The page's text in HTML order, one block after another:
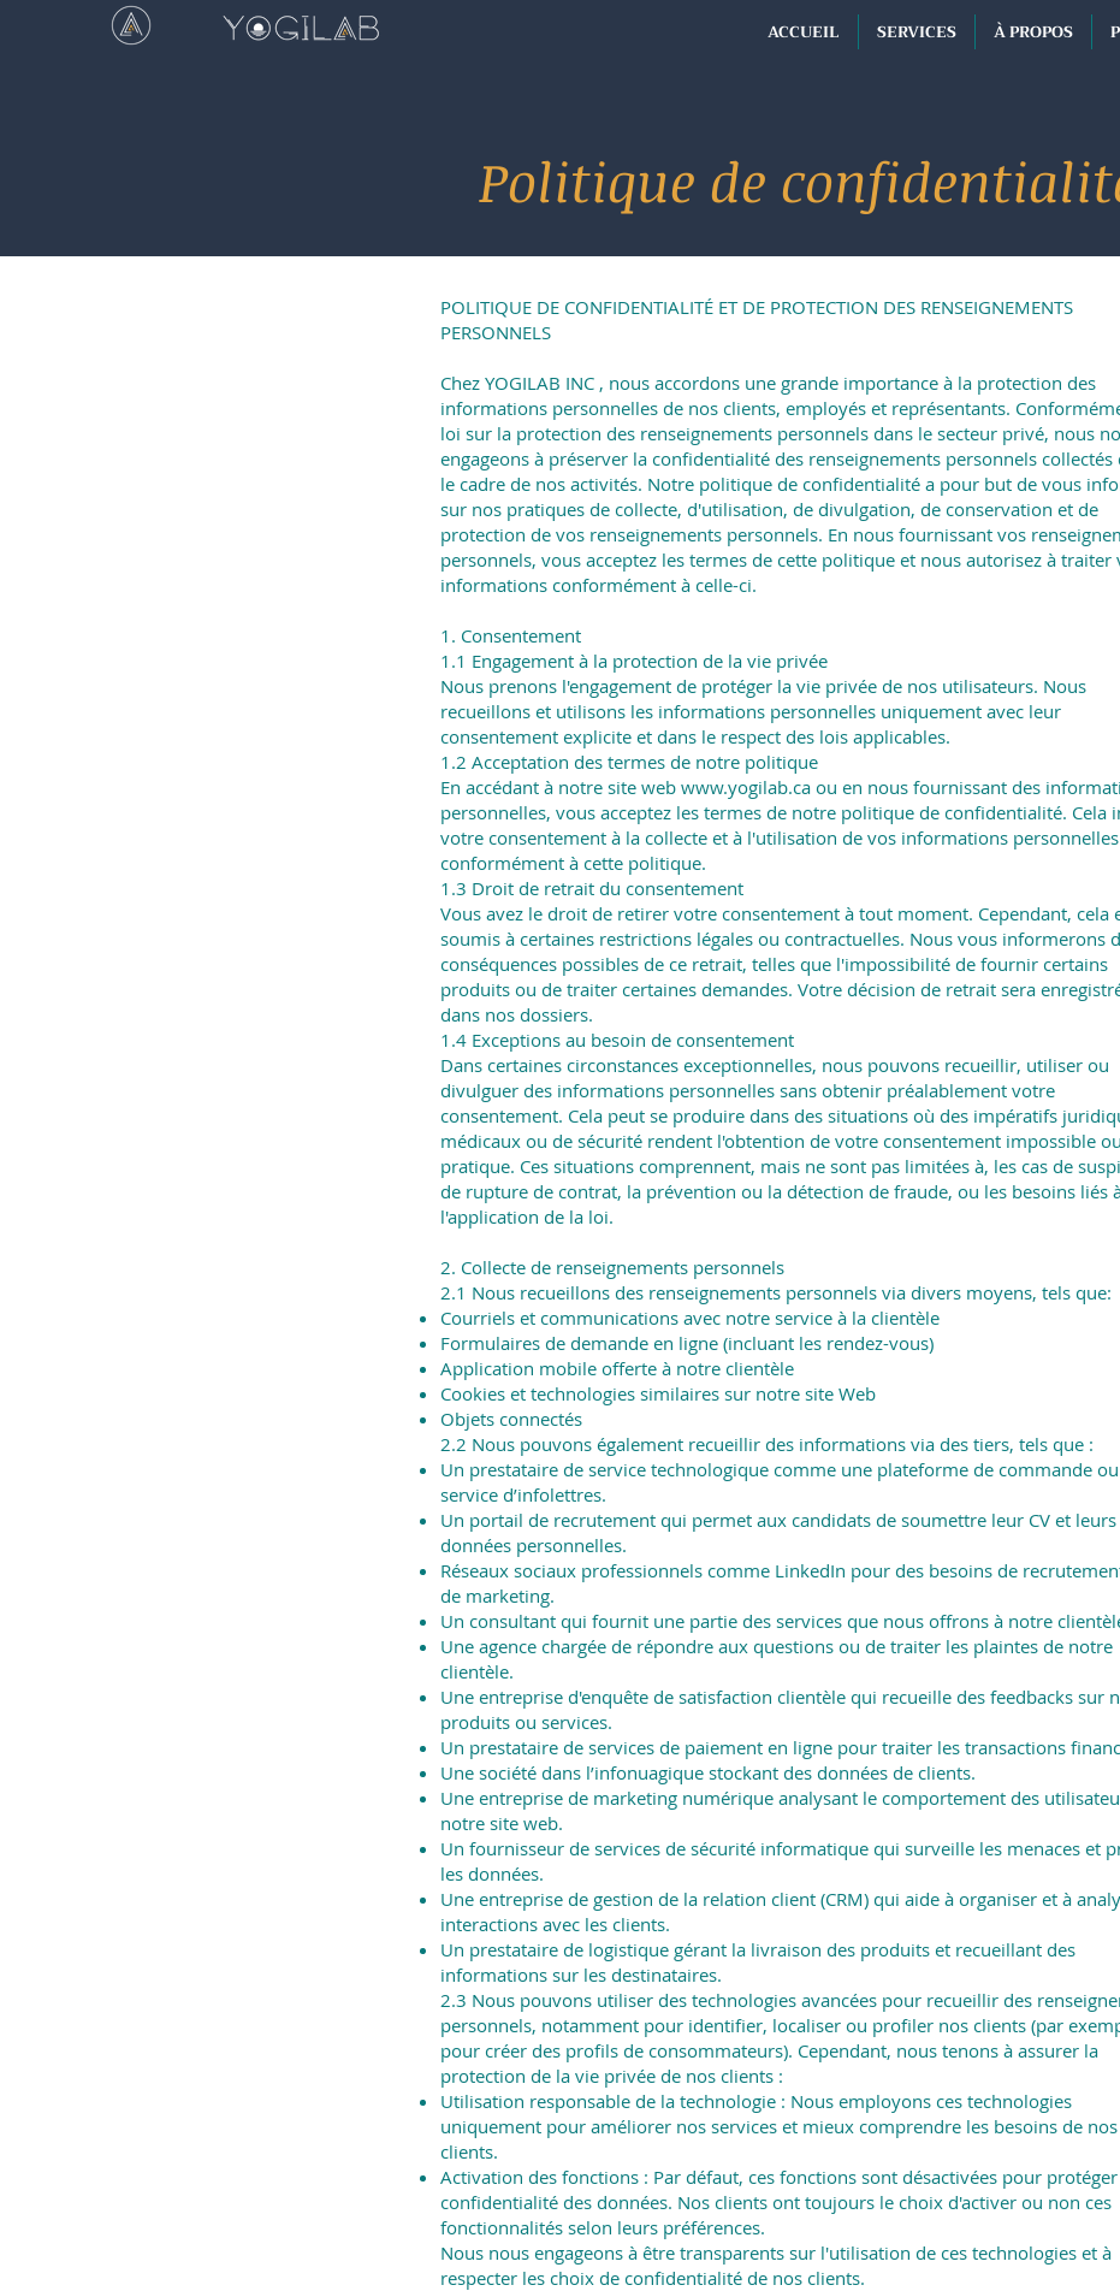
ACCUEIL SERVICES À PROPOS
Politique de
POLITIQUE DE CONFIDENTIALITÉ ET DE PROTECTION DES RENSEIGNEMENTS
PERSONNELS
Chez YOGILAB INC , nous accordons une grande importance à la protection des
informations personnelles de nos clients, employés et représentants.
loi sur la protection des renseignements personnels dans le secteur privé, nous
engageons à préserver la confidentialité des renseignements personnels collectés
le cadre de nos activités. Notre politique de confidentialité a pour but de vous
sur nos pratiques de collecte, d'utilisation, de divulgation, de conservation et de
protection de vos renseignements personnels. En nous fournissant vos
personnels, vous acceptez les termes de cette politique et nous autorisez à traiter
informations conformément à celle-ci.
1. Consentement
1.1 Engagement à la protection de la vie privée
Nous prenons l'engagement de protéger la vie privée de nos utilisateurs. Nous
recueillons et utilisons les informations personnelles uniquement avec leur
consentement explicite et dans le respect des lois applicables.
1.2 Acceptation des termes de notre politique
En accédant à notre site web www.yogilab.ca ou en nous fournissant des
personnelles, vous acceptez les termes de notre politique de confidentialité. Cela
votre consentement à la collecte et à l'utilisation de vos informations personnelles
conformément à cette politique.
1.3 Droit de retrait du consentement
Vous avez le droit de retirer votre consentement à tout moment. Cependant, cela
soumis à certaines restrictions légales ou contractuelles. Nous vous informerons
conséquences possibles de ce retrait, telles que l'impossibilité de fournir certains
produits ou de traiter certaines demandes. Votre décision de retrait sera
dans nos dossiers.
1.4 Exceptions au besoin de consentement
Dans certaines circonstances exceptionnelles, nous pouvons recueillir, utiliser ou
divulguer des informations personnelles sans obtenir préalablement votre
consentement. Cela peut se produire dans des situations où des impératifs
médicaux ou de sécurité rendent l'obtention de votre consentement impossible
pratique. Ces situations comprennent, mais ne sont pas limitées à, les cas de
de rupture de contrat, la prévention ou la détection de fraude, ou les besoins liés
l'application de la loi.
2. Collecte de renseignements personnels
2.1 Nous recueillons des renseignements personnels via divers moyens, tels que:
Courriels et communications avec notre service à la clientèle
Formulaires de demande en ligne (incluant les rendez-vous)
Application mobile offerte à notre clientèle
Cookies et technologies similaires sur notre site Web
Objets connectés
2.2 Nous pouvons également recueillir des informations via des tiers, tels que :
Un prestataire de service technologique comme une plateforme de commande
service d’infolettres.
Un portail de recrutement qui permet aux candidats de soumettre leur CV et leurs
données personnelles.
Réseaux sociaux professionnels comme LinkedIn pour des besoins de
de marketing.
Un consultant qui fournit une partie des services que nous offrons à notre
Une agence chargée de répondre aux questions ou de traiter les plaintes de notre
clientèle.
Une entreprise d'enquête de satisfaction clientèle qui recueille des feedbacks sur
produits ou services.
Un prestataire de services de paiement en ligne pour traiter les transactions
Une société dans l’infonuagique stockant des données de clients.
Une entreprise de marketing numérique analysant le comportement des
notre site web.
Un fournisseur de services de sécurité informatique qui surveille les menaces et
les données.
Une entreprise de gestion de la relation client (CRM) qui aide à organiser et à
interactions avec les clients.
Un prestataire de logistique gérant la livraison des produits et recueillant des
informations sur les destinataires.
2.3 Nous pouvons utiliser des technologies avancées pour recueillir des
personnels, notamment pour identifier, localiser ou profiler nos clients (par
pour créer des profils de consommateurs). Cependant, nous tenons à assurer la
protection de la vie privée de nos clients :
Utilisation responsable de la technologie : Nous employons ces technologies
uniquement pour améliorer nos services et mieux comprendre les besoins de nos
clients.
Activation des fonctions : Par défaut, ces fonctions sont désactivées pour
confidentialité des données. Nos clients ont toujours le choix d'activer ou non ces
fonctionnalités selon leurs préférences.
Nous nous engageons à être transparents sur l'utilisation de ces technologies et à
respecter les choix de confidentialité de nos clients.